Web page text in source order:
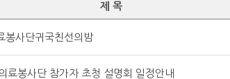
제 목
사단귀국친선의밤
료봉사단 참가자 초청 설명회 일정안내